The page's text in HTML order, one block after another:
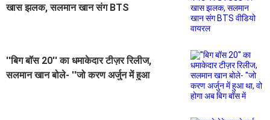
खास झलक, सलमान खान संग BTS
''बिग बॉस 20'' का धमाकेदार टीज़र रिलीज,
सलमान खान बोले- ''जो करण अर्जुन में हुआ